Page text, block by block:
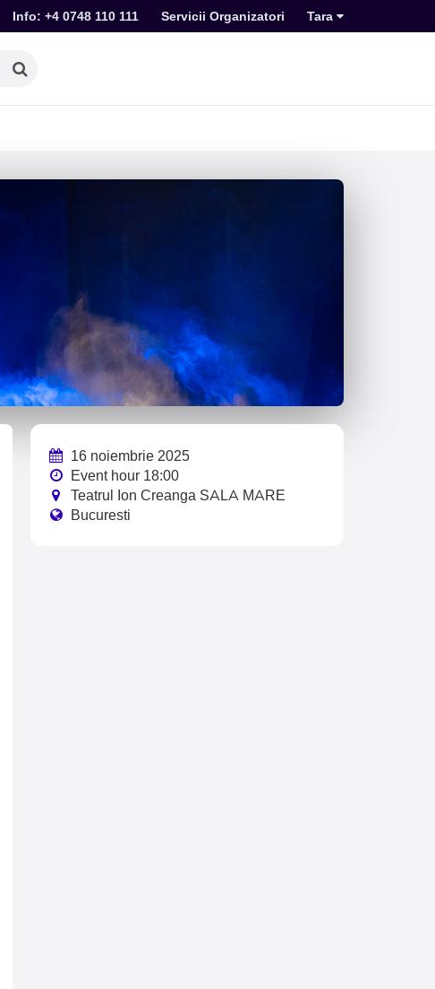
Info: +4 0748 110 111 Servicii Organizatori Tara
16 noiembrie 2025
Event hour 18:00
Teatrul Ion Creanga SALA MARE
Bucuresti